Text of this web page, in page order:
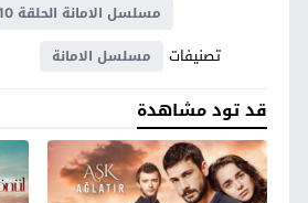
مسلسل الامانة الحلقة 110
تصنيفات مسلسل الامانة
قد تود مشاهدة